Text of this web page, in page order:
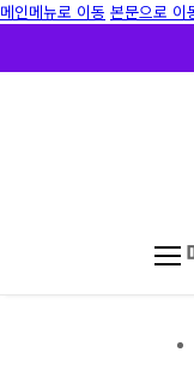
메인메뉴로 이동 본문으로 이